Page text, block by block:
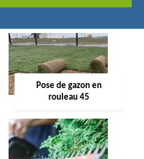
Pose de gazon en
rouleau 45